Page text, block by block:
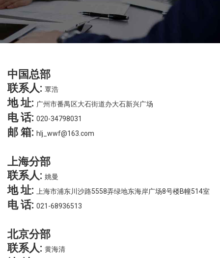
中国总部
联系人: 覃浩
地 址: 广州市番禺区大石街道办大石新兴广场
电 话: 020-34798031
邮 箱: hlj_wwf@163.com
上海分部
联系人: 姚曼
地 址: 上海市浦东川沙路5558弄绿地东海岸广场8号楼B幢514室
电 话: 021-68936513
北京分部
联系人: 黄海清